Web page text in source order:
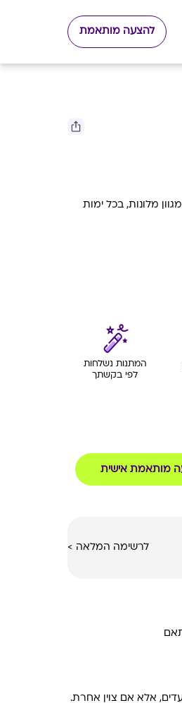
להצעה מותאמת
מלונות, בכל ימות
המתנות נשלחות
לפי בקשתך
מותאמת אישית
לרשימה המלאה >
אלא אם צוין אחרת.